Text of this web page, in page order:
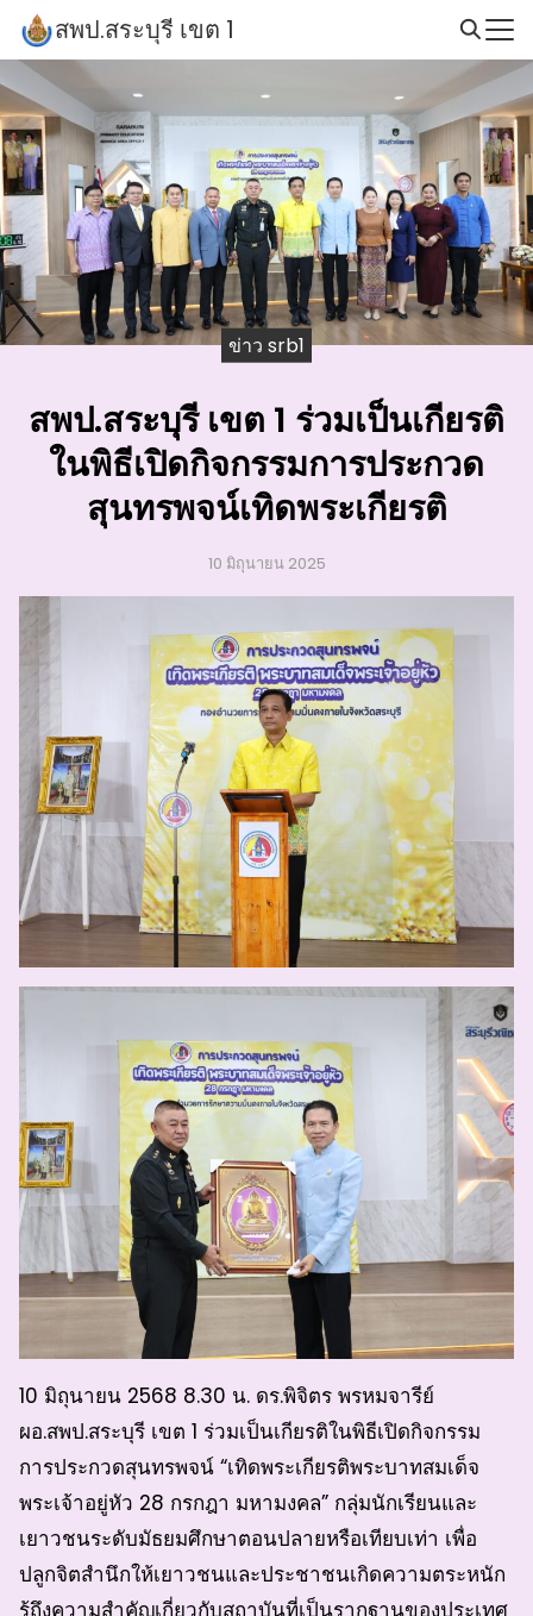
Skip
content
สพป.สระบุรี เขต 1
Search
for:
ข่าว srb1
สพป.สระบุรี เขต 1 ร่วมเป็นเกียรติ
ในพิธีเปิดกิจกรรมการประกวด
สุนทรพจน์เทิดพระเกียรติ
10 มิถุนายน 2025
10 มิถุนายน 2568 8.30 น. ดร.พิจิตร พรหมจารีย์
ผอ.สพป.สระบุรี เขต 1 ร่วมเป็นเกียรติในพิธีเปิดกิจกรรม
การประกวดสุนทรพจน์ “เทิดพระเกียรติพระบาทสมเด็จ
พระเจ้าอยู่หัว 28 กรกฎา มหามงคล” กลุ่มนักเรียนและ
เยาวชนระดับมัธยมศึกษาตอนปลายหรือเทียบเท่า เพื่อ
ปลูกจิตสำนึกให้เยาวชนและประชาชนเกิดความตระหนัก
รู้ถึงความสำคัญเกี่ยวกับสถาบันที่เป็นรากฐานของประเทศ